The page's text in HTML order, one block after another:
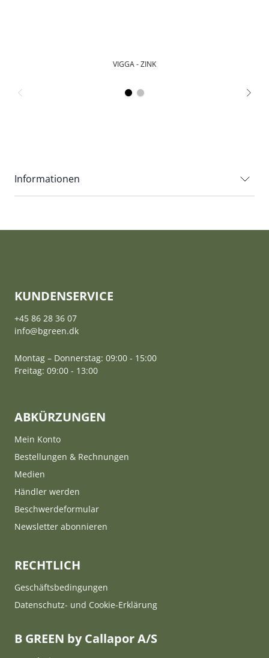
VIGGA - ZINK
Informationen
KUNDENSERVICE
+45 86 28 36 07
info@bgreen.dk
Montag – Donnerstag: 09:00 - 15:00
Freitag: 09:00 - 13:00
ABKÜRZUNGEN
Mein Konto
Bestellungen & Rechnungen
Medien
Händler werden
Beschwerdeformular
Newsletter abonnieren
RECHTLICH
Geschäftsbedingungen
Datenschutz- und Cookie-Erklärung
B GREEN by Callapor A/S